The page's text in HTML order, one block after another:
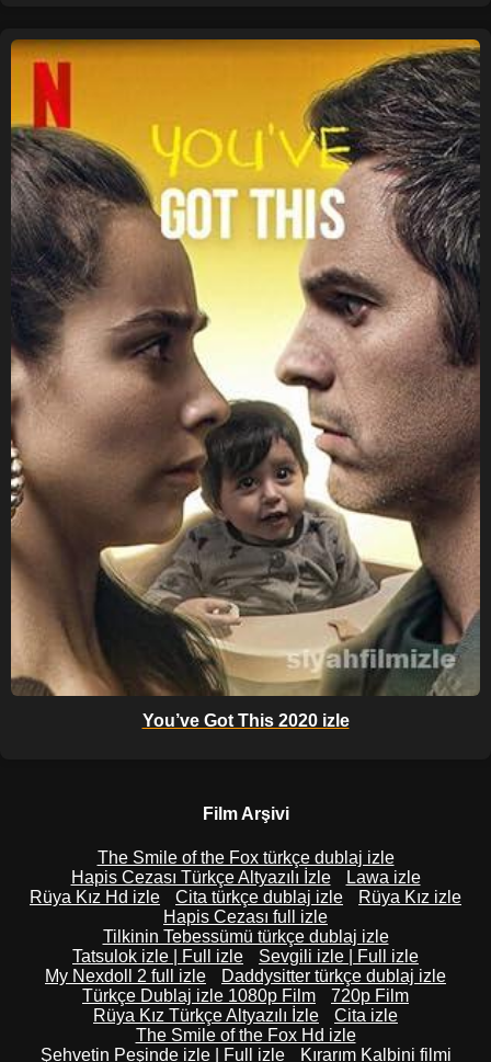
You’ve Got This 2020 izle
Film Arşivi
The Smile of the Fox türkçe dublaj izle
Hapis Cezası Türkçe Altyazılı İzle
Lawa izle
Rüya Kız Hd izle
Cita türkçe dublaj izle
Rüya Kız izle
Hapis Cezası full izle
Tilkinin Tebessümü türkçe dublaj izle
Tatsulok izle | Full izle
Sevgili izle | Full izle
My Nexdoll 2 full izle
Daddysitter türkçe dublaj izle
Türkçe Dublaj izle 1080p Film
720p Film
Rüya Kız Türkçe Altyazılı İzle
Cita izle
The Smile of the Fox Hd izle
Şehvetin Peşinde izle | Full izle
Kırarım Kalbini filmi